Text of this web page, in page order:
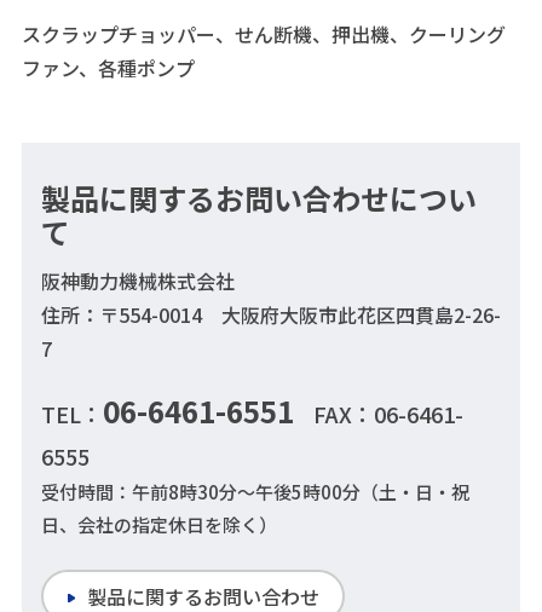
スクラップチョッパー、せん断機、押出機、クーリング
ファン、各種ポンプ
製品に関するお問い合わせについ
て
阪神動力機械株式会社
住所：〒554-0014 大阪府大阪市此花区四貫島2-26-
7
TEL： 06-6461-6551
FAX：06-6461-
6555
受付時間：午前8時30分～午後5時00分（土・日・祝
日、会社の指定休日を除く）
製品に関するお問い合わせ